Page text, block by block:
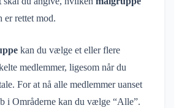
på klubbens hjemmeside
er rettet mod.
kan du vælge et eller flere
medlemmer, ligesom når du
For at nå alle medlemmer uanset
i Områderne kan du vælge “Alle”.